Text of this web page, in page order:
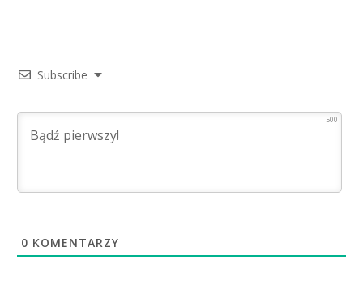
Subscribe
500
0 KOMENTARZY